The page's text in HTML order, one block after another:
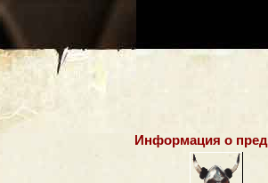
Информация о